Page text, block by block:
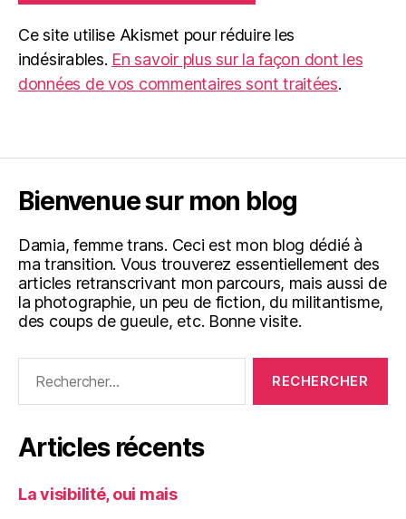
Ce site utilise Akismet pour réduire les
indésirables. En savoir plus sur la façon dont les
données de vos commentaires sont traitées.
Bienvenue sur mon blog
Damia, femme trans. Ceci est mon blog dédié à
ma transition. Vous trouverez essentiellement des
articles retranscrivant mon parcours, mais aussi de
la photographie, un peu de fiction, du militantisme,
des coups de gueule, etc. Bonne visite.
Articles récents
La visibilité, oui mais